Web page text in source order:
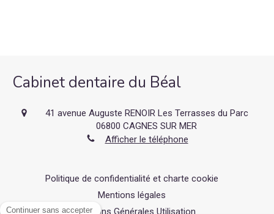
Cabinet dentaire du Béal
41 avenue Auguste RENOIR Les Terrasses du Parc
06800 CAGNES SUR MER
Afficher le téléphone
Politique de confidentialité et charte cookie
Mentions légales
Conditions Générales Utilisation